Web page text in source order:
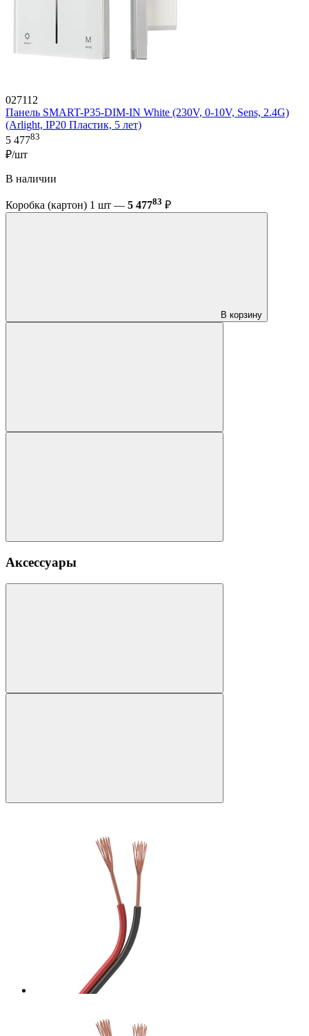
027112
Панель SMART-P35-DIM-IN White (230V, 0-10V, Sens, 2.4G)
(Arlight, IP20 Пластик, 5 лет)
5 47783
₽/шт
В наличии
Коробка (картон) 1 шт — 5 47783 ₽
В корзину
Аксессуары